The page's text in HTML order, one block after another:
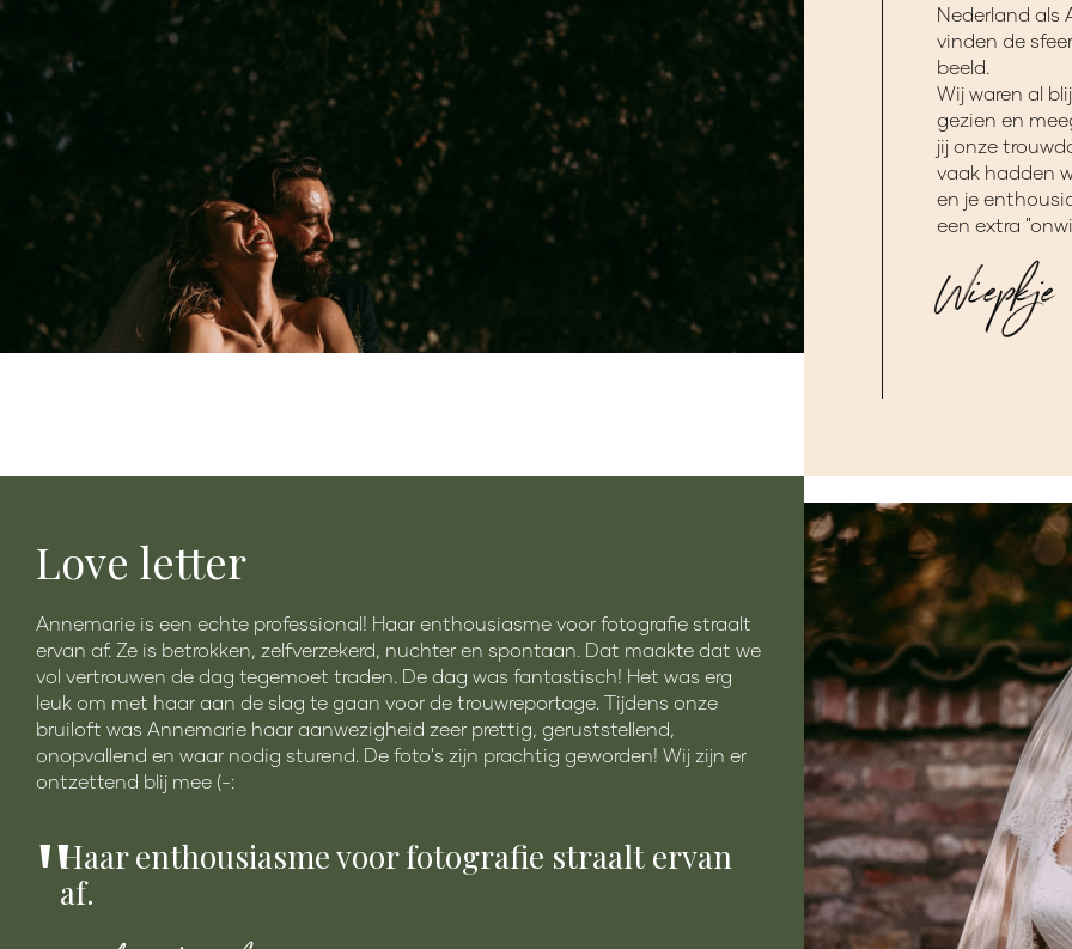
Nederland als
vinden de
beeld.
Wij waren al
gezien en
jij onze
vaak hadden
en je
een extra
Love letter
Annemarie is een echte professional! Haar enthousiasme voor fotografie straalt
ervan af. Ze is betrokken, zelfverzekerd, nuchter en spontaan. Dat maakte dat we
vol vertrouwen de dag tegemoet traden. De dag was fantastisch! Het was erg
leuk om met haar aan de slag te gaan voor de trouwreportage. Tijdens onze
bruiloft was Annemarie haar aanwezigheid zeer prettig, geruststellend,
onopvallend en waar nodig sturend. De foto's zijn prachtig geworden! Wij zijn er
ontzettend blij mee (-:
"Haar enthousiasme voor fotografie straalt ervan
af.